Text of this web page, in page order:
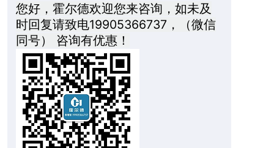
您好，霍尔德欢迎您来咨询，如未及
时回复请致电19905366737，（微信
同号） 咨询有优惠！